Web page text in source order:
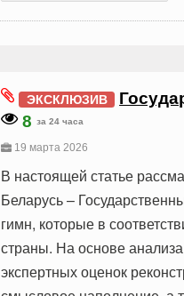
ЭКСКЛЮЗИВ
8 за 24 часа
19 марта 2026
В настоящей статье
Беларусь –
гимн, которые в
страны. На основе
экспертных оценок